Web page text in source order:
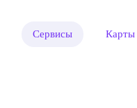
Сервисы Карты